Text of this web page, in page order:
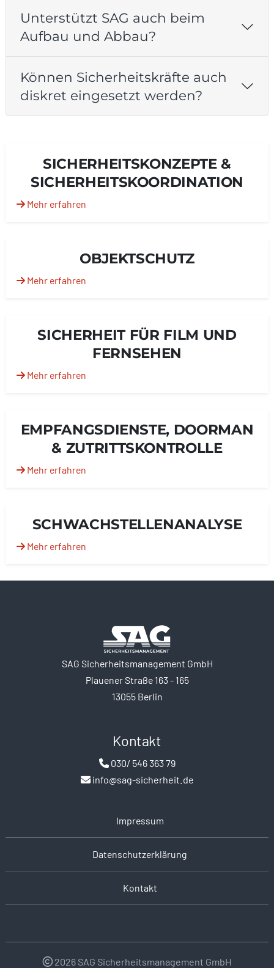
Unterstützt SAG auch beim
Aufbau und Abbau?
Können Sicherheitskräfte auch
diskret eingesetzt werden?
SICHERHEITSKONZEPTE &
SICHERHEITSKOORDINATION
Mehr erfahren
OBJEKTSCHUTZ
Mehr erfahren
SICHERHEIT FÜR FILM UND
FERNSEHEN
Mehr erfahren
EMPFANGSDIENSTE, DOORMAN
& ZUTRITTSKONTROLLE
Mehr erfahren
SCHWACHSTELLENANALYSE
Mehr erfahren
SAG Sicherheitsmanagement GmbH
Plauener Straße 163 - 165
13055 Berlin
Kontakt
030/ 546 363 79
info@sag-sicherheit.de
Impressum
Datenschutzerklärung
Kontakt
2026 SAG Sicherheitsmanagement GmbH